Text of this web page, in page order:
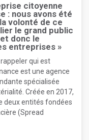
citoyenne
: nous avons été
volonté de ce
le grand public
donc le
entreprises »
qui est
est une agence
spécialisée
Créée en 2017,
deux entités fondées
(Spread